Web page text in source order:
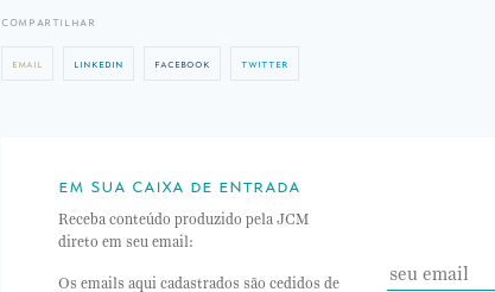
compartilhar
email linkedin facebook twitter
em sua caixa de entrada
Receba conteúdo produzido pela JCM
direto em seu email:
Os emails aqui cadastrados são cedidos de